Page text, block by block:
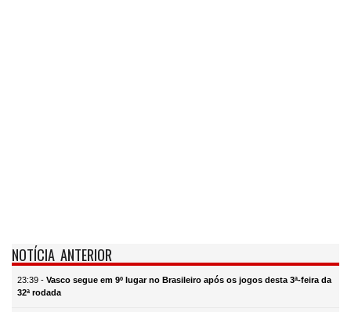
NOTÍCIA ANTERIOR
23:39 - Vasco segue em 9º lugar no Brasileiro após os jogos desta 3ª-feira da
32ª rodada